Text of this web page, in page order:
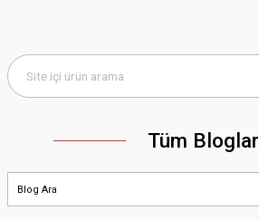
Tüm Bloglar